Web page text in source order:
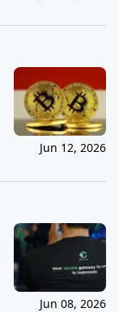
Jun 12, 2026
Jun 08, 2026